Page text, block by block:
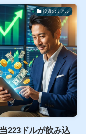
投資のリアル
223ドルが飲み込